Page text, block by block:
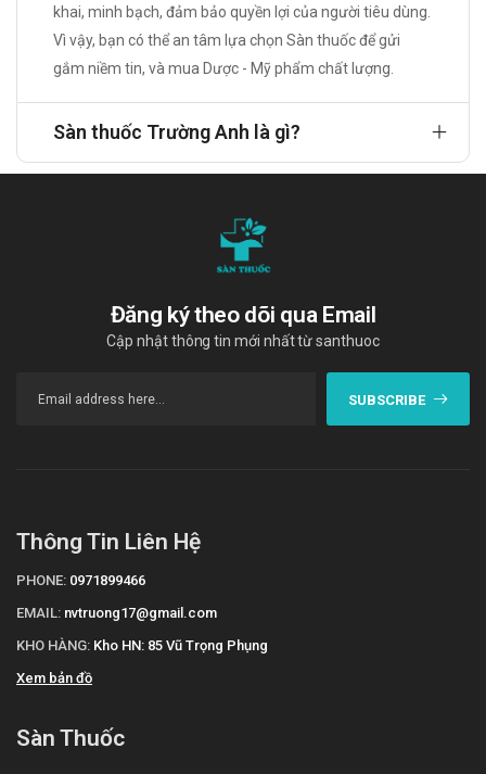
ứng. Loratadine thường được chỉ định trong điều trị: Viêm
mũi dị ứng theo mùa. Viêm mũi dị ứng quanh năm. Mề đay
mạn tính vô căn. Ngứa và các biểu hiện dị ứng ngoài da. Sau
tác dụng kéo dài khoảng 24 giờ nên thông thường chỉ cần sử
dụng một lần mỗi ngày. Một ưu điểm nổi bật của Loratadine
ngủ thấp hơn nhiều so với các thuốc kháng histamin thế hệ
histamin H1 thế hệ thứ hai và là chất chuyển hóa của
dị ứng theo mùa. Viêm mũi dị ứng quanh năm. Mề đay mạn
chuyển hóa một phần tại gan và phần lớn được đào thải qua
thận dưới dạng không đổi. Thuốc bắt đầu phát huy tác dụng
khá nhanh, thường trong vòng khoảng 20–60 phút sau khi
lệ gây buồn ngủ cũng cao hơn, mặc dù vẫn thấp hơn đáng kể
so với các thuốc kháng histamin thế hệ thứ nhất. Loratadine
tốt hơn hay Cetirizine tốt hơn? Loratadine hay Cetirizine tốt
hơn? Đây là câu hỏi được rất nhiều người quan tâm khi cần
lựa chọn thuốc điều trị dị ứng. Để trả lời chính xác "Loratadine
chí như cơ chế tác dụng, hiệu quả điều trị, tốc độ phát huy tác
đối tượng sử dụng. Mỗi hoạt chất đều có những ưu điểm
khai, minh bạch, đảm bảo quyền lợi của người tiêu dùng.
Vì vậy, bạn có thể an tâm lựa chọn Sàn thuốc để gửi
gắm niềm tin, và mua Dược - Mỹ phẩm chất lượng.
Sàn thuốc Trường Anh là gì?
Đăng ký theo dõi qua Email
Cập nhật thông tin mới nhất từ santhuoc
SUBSCRIBE
Thông Tin Liên Hệ
PHONE: 0971899466
EMAIL: nvtruong17@gmail.com
KHO HÀNG: Kho HN: 85 Vũ Trọng Phụng
Xem bản đồ
Sàn Thuốc